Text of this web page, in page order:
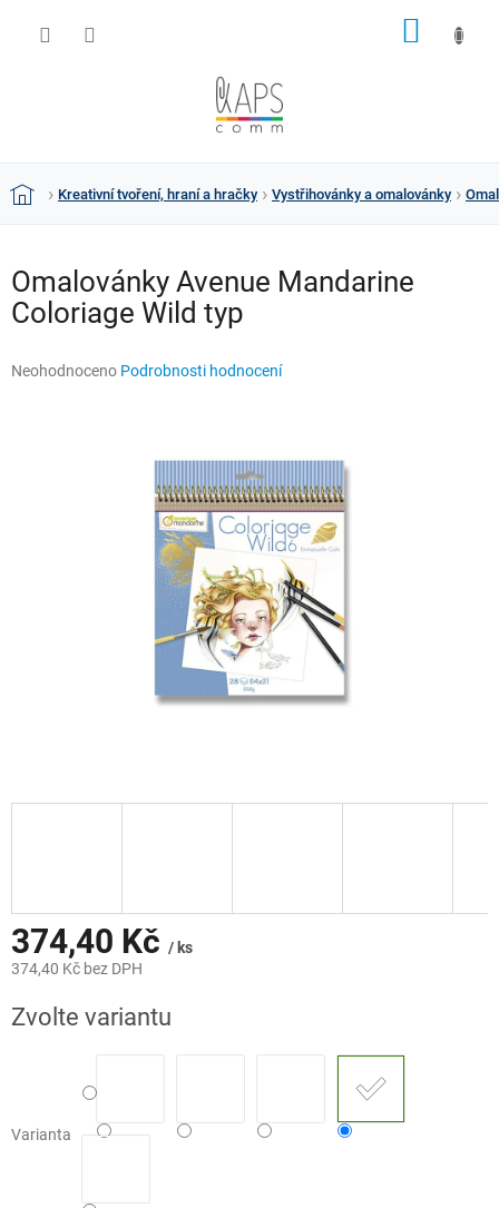
DomůKreativní tvoření, hraní a hračky Vystřihovánky a omalovánky
Omalovánky Avenue Mandarine
Coloriage Wild typ
Průměrné
Neohodnoceno Podrobnosti hodnocení
374,40 Kč / ks
374,40 Kč bez DPH
cena:
Zvolte variantu
Varianta